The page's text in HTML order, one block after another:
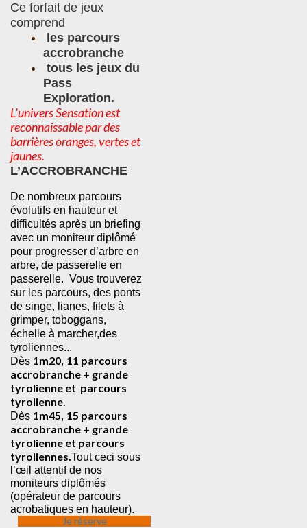
Ce forfait de jeux
comprend
les parcours
accrobranche
tous les jeux du
Pass
Exploration.
L'univers Sensation est
reconnaissable par des
barrières oranges, vertes et
jaunes.
L’ACCROBRANCHE
De nombreux parcours
évolutifs en hauteur et
difficultés après un briefing
avec un moniteur diplômé
pour progresser d’arbre en
arbre, de passerelle en
passerelle.  Vous trouverez
sur les parcours, des ponts
de singe, lianes, filets à
grimper, toboggans,
échelle à marcher,des
tyroliennes...
Dès 1m20, 11 parcours
accrobranche + grande
tyrolienne et  parcours
tyrolienne.
Dès 1m45, 15 parcours
accrobranche + grande
tyrolienne et parcours
tyroliennes.Tout ceci sous
l’œil attentif de nos
moniteurs diplômés
(opérateur de parcours
acrobatiques en hauteur).
Je réserve